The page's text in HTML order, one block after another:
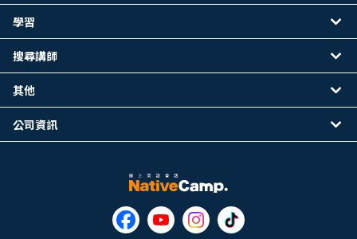
學習
搜尋講師
其他
公司資訊